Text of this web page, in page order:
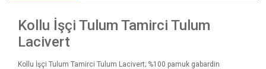
Kollu İşçi Tulum Tamirci Tulum
Lacivert
Kollu İşçi Tulum Tamirci Tulum Lacivert; %100 pamuk gabardin